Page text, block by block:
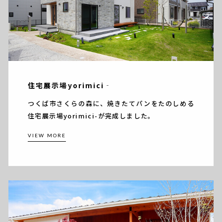
住宅展示場yorimici‐
つくば市さくらの森に、焼きたてパンをたのしめる
住宅展示場yorimici-が完成しました。
VIEW MORE